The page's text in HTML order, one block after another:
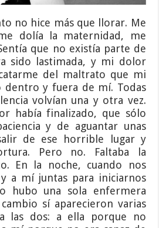
no hice más que llorar. Me
dolía la maternidad, me
que no existía parte de
sido lastimada, y mi dolor
del maltrato que mi
dentro y fuera de mí. Todas
volvían una y otra vez.
había finalizado, que sólo
y de aguantar unas
de ese horrible lugar y
Pero no. Faltaba la
En la noche, cuando nos
a mí juntas para iniciarnos
hubo una sola enfermera
sí aparecieron varias
las dos: a ella porque no